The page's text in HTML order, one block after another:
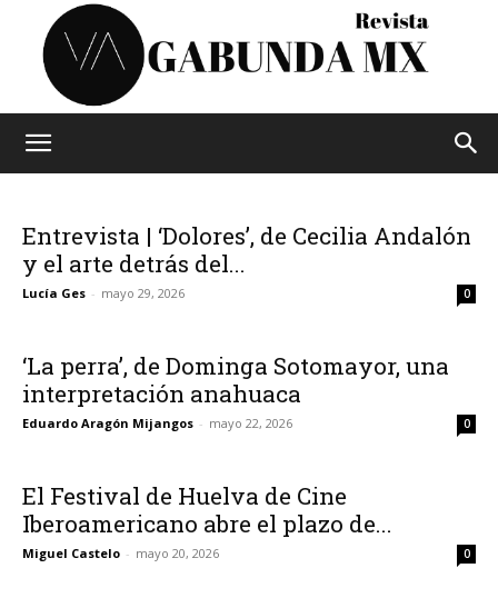
Entrevista | ‘Dolores’, de Cecilia Andalón
y el arte detrás del...
Lucía Ges - mayo 29, 2026 0
‘La perra’, de Dominga Sotomayor, una
interpretación anahuaca
Eduardo Aragón Mijangos - mayo 22, 2026 0
El Festival de Huelva de Cine
Iberoamericano abre el plazo de...
Miguel Castelo - mayo 20, 2026 0